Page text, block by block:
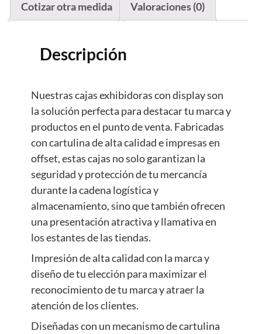
Cotizar otra medida Valoraciones (0)
Descripción
Nuestras cajas exhibidoras con display son
la solución perfecta para destacar tu marca y
productos en el punto de venta. Fabricadas
con cartulina de alta calidad e impresas en
offset, estas cajas no solo garantizan la
seguridad y protección de tu mercancía
durante la cadena logística y
almacenamiento, sino que también ofrecen
una presentación atractiva y llamativa en
los estantes de las tiendas.
Impresión de alta calidad con la marca y
diseño de tu elección para maximizar el
reconocimiento de tu marca y atraer la
atención de los clientes.
Diseñadas con un mecanismo de cartulina